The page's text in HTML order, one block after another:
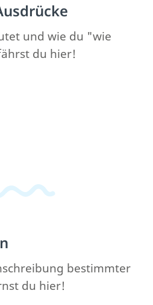
und wie du "wie
du hier!
bestimmter
du hier!